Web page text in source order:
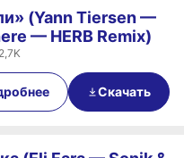
(Yann Tiersen —
— HERB Remix)
2,7K
Скачать